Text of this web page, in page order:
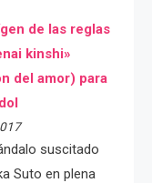
de las reglas
kinshi»
del amor) para
suscitado
Suto en plena